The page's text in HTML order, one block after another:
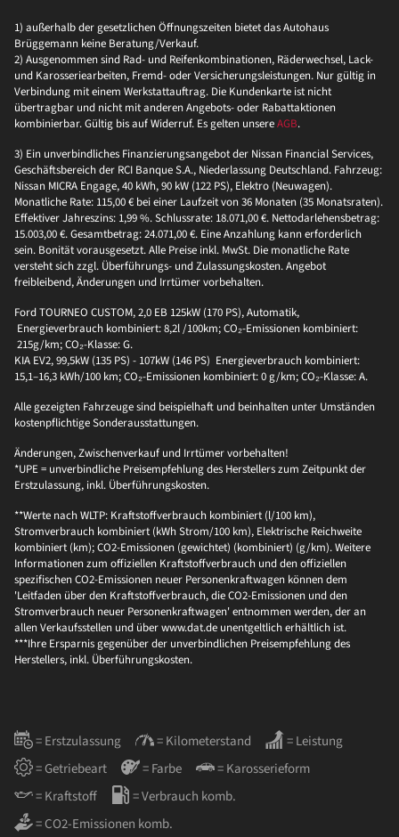
1) außerhalb der gesetzlichen Öffnungszeiten bietet das Autohaus
Brüggemann keine Beratung/Verkauf.
2) Ausgenommen sind Rad- und Reifenkombinationen, Räderwechsel, Lack-
und Karosseriearbeiten, Fremd- oder Versicherungsleistungen. Nur gültig in
Verbindung mit einem Werkstattauftrag. Die Kundenkarte ist nicht
übertragbar und nicht mit anderen Angebots- oder Rabattaktionen
kombinierbar. Gültig bis auf Widerruf. Es gelten unsereAGB.
3) Ein unverbindliches Finanzierungsangebot der Nissan Financial Services,
Geschäftsbereich der RCI Banque S.A., Niederlassung Deutschland. Fahrzeug:
Nissan MICRA Engage, 40 kWh, 90 kW (122 PS), Elektro (Neuwagen).
Monatliche Rate: 115,00 € bei einer Laufzeit von 36 Monaten (35 Monatsraten).
Effektiver Jahreszins: 1,99 %. Schlussrate: 18.071,00 €. Nettodarlehensbetrag:
15.003,00 €. Gesamtbetrag: 24.071,00 €. Eine Anzahlung kann erforderlich
sein. Bonität vorausgesetzt. Alle Preise inkl. MwSt. Die monatliche Rate
versteht sich zzgl. Überführungs- und Zulassungskosten. Angebot
freibleibend, Änderungen und Irrtümer vorbehalten.
Ford TOURNEO CUSTOM, 2,0 EB 125kW (170 PS), Automatik,
Energieverbrauch kombiniert: 8,2l /100km; CO₂-Emissionen kombiniert:
215g/km; CO₂-Klasse: G.
KIA EV2, 99,5kW (135 PS) - 107kW (146 PS) Energieverbrauch kombiniert:
15,1–16,3 kWh/100 km; CO₂-Emissionen kombiniert: 0 g/km; CO₂-Klasse: A.
Alle gezeigten Fahrzeuge sind beispielhaft und beinhalten unter Umständen
kostenpflichtige Sonderausstattungen.
Änderungen, Zwischenverkauf und Irrtümer vorbehalten!
*UPE = unverbindliche Preisempfehlung des Herstellers zum Zeitpunkt der
Erstzulassung, inkl. Überführungskosten.
**Werte nach WLTP: Kraftstoffverbrauch kombiniert (l/100 km),
Stromverbrauch kombiniert (kWh Strom/100 km), Elektrische Reichweite
kombiniert (km); CO2-Emissionen (gewichtet) (kombiniert) (g/km). Weitere
Informationen zum offiziellen Kraftstoffverbrauch und den offiziellen
spezifischen CO2-Emissionen neuer Personenkraftwagen können dem
'Leitfaden über den Kraftstoffverbrauch, die CO2-Emissionen und den
Stromverbrauch neuer Personenkraftwagen' entnommen werden, der an
allen Verkaufsstellen und über www.dat.de unentgeltlich erhältlich ist.
***Ihre Ersparnis gegenüber der unverbindlichen Preisempfehlung des
Herstellers, inkl. Überführungskosten.
= Erstzulassung = Kilometerstand
= Leistung
= Getriebeart
= Farbe
= Karosserieform
= Kraftstoff
= Verbrauch komb.
= CO2-Emissionen komb.